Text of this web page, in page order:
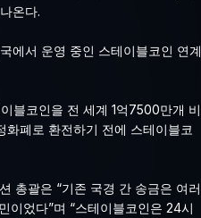
온다.
에서 운영 중인 스테이블코인 연계
블코인을 전 세계 1억7500만개 비
폐로 환전하기 전에 스테이블코
총괄은 “기존 국경 간 송금은 여러
이었다”며 “스테이블코인은 24시